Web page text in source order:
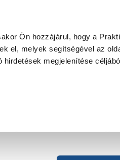
Ön hozzájárul, hogy a
el, melyek segítségével az
megjelenítése